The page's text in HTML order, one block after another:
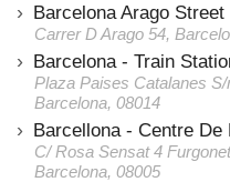
Barcelona Arago Street
Carrer D Arago 54,
Barcelona - Train
Plaza Paises Catalanes
Barcelona, 08014
Barcellona - Centre De
C/ Rosa Sensat 4
Barcelona, 08005